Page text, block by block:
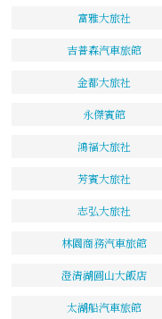
富雅大旅社
吉普森汽車旅館
金都大旅社
永傑賓館
鴻福大旅社
芳賓大旅社
志弘大旅社
林園商務汽車旅館
澄清湖圓山大飯店
太湖船汽車旅館